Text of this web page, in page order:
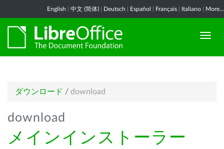
English 中文 (简体) Deutsch Español Français Italiano More...
ダウンロード / download
download
メインインストーラー